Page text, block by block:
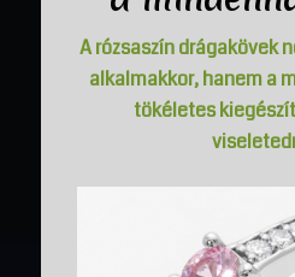
A rózsaszín drágakövek
alkalmakkor, hanem a
tökéletes